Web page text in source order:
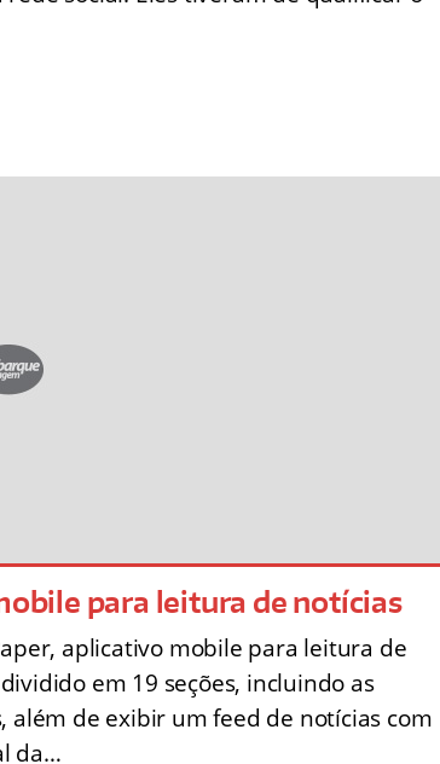
para leitura de notícias
aplicativo mobile para leitura de
em 19 seções, incluindo as
de exibir um feed de notícias com
da…